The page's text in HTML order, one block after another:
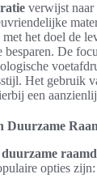
verwijst naar
het doel de
besparen. De
Het gebruik
een
Duurzame
duurzame
opties zijn: